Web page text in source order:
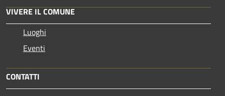
VIVERE IL COMUNE
Luoghi
Eventi
CONTATTI